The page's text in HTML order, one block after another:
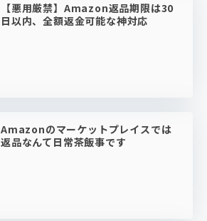
【悪用厳禁】Amazon返品期限は30
日以内、全額返金可能な神対応
Amazonのマーケットプレイスでは
返品なんて日常茶飯事です